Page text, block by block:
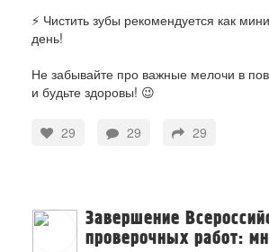
⚡️ Чистить зубы рекомендуется как
день!
Не забывайте про важные мелочи в
и будьте здоровы! 😉
29 29 29
Завершение
проверочных работ: